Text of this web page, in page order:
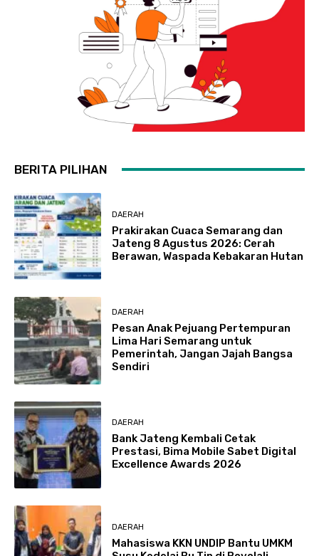
BERITA PILIHAN
DAERAH
Prakirakan Cuaca Semarang dan
Jateng 8 Agustus 2026: Cerah
Berawan, Waspada Kebakaran Hutan
DAERAH
Pesan Anak Pejuang Pertempuran
Lima Hari Semarang untuk
Pemerintah, Jangan Jajah Bangsa
Sendiri
DAERAH
Bank Jateng Kembali Cetak
Prestasi, Bima Mobile Sabet Digital
Excellence Awards 2026
DAERAH
Mahasiswa KKN UNDIP Bantu UMKM